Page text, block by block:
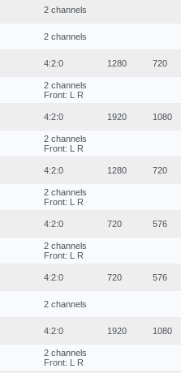
2 channels
2 channels
4:2:0 1280 720
2 channels
Front: L R
4:2:0 1920 1080
2 channels
Front: L R
4:2:0 1280 720
2 channels
Front: L R
4:2:0 720 576
2 channels
Front: L R
4:2:0 720 576
2 channels
4:2:0 1920 1080
2 channels
Front: L R